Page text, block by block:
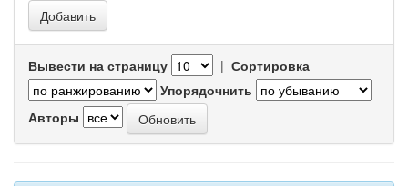
Вывести на страницу | Сортировка
Упорядочнить
Авторы